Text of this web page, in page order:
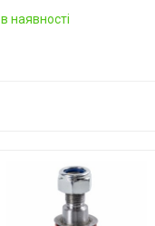
в наявності